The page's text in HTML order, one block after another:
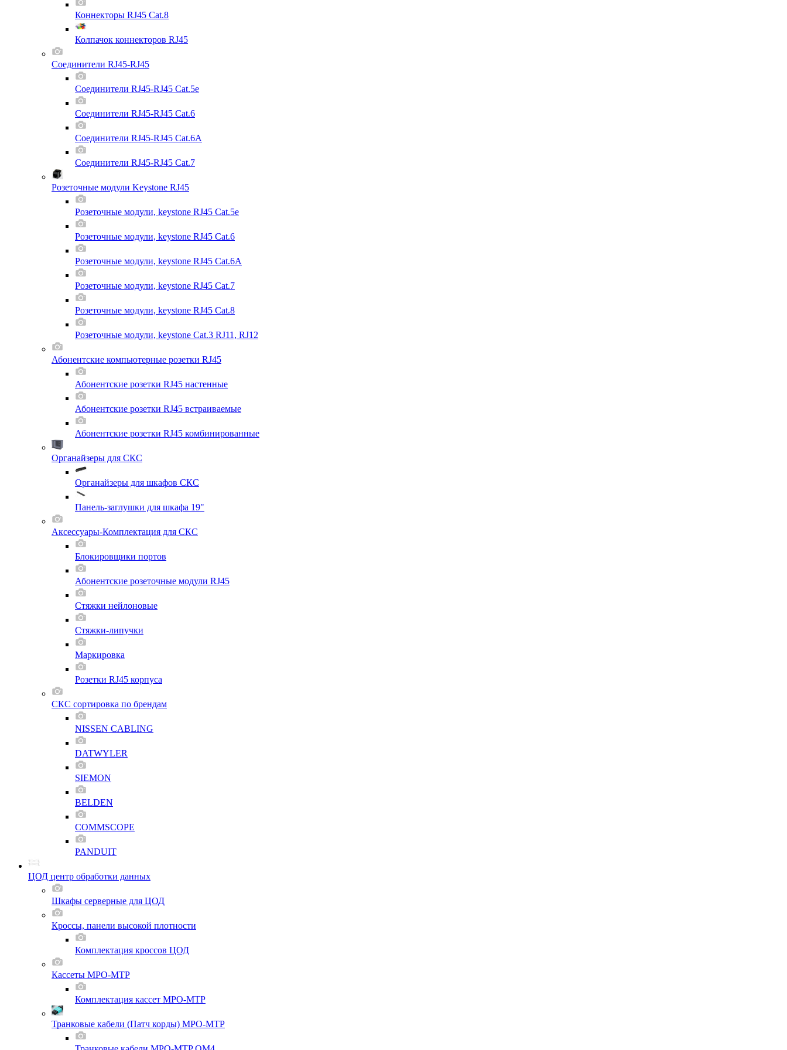
Коннекторы RJ45 Cat.8
Колпачок коннекторов RJ45
Соединители RJ45-RJ45
Соединители RJ45-RJ45 Cat.5e
Соединители RJ45-RJ45 Cat.6
Соединители RJ45-RJ45 Cat.6A
Соединители RJ45-RJ45 Cat.7
Розеточные модули Keystone RJ45
Розеточные модули, keystone RJ45 Cat.5e
Розеточные модули, keystone RJ45 Cat.6
Розеточные модули, keystone RJ45 Cat.6A
Розеточные модули, keystone RJ45 Cat.7
Розеточные модули, keystone RJ45 Cat.8
Розеточные модули, keystone Cat.3 RJ11, RJ12
Абонентские компьютерные розетки RJ45
Абонентские розетки RJ45 настенные
Абонентские розетки RJ45 встраиваемые
Абонентские розетки RJ45 комбинированные
Органайзеры для СКС
Органайзеры для шкафов СКС
Панель-заглушки для шкафа 19"
Аксессуары-Комплектация для СКС
Блокировщики портов
Абонентские розеточные модули RJ45
Стяжки нейлоновые
Стяжки-липучки
Маркировка
Розетки RJ45 корпуса
СКС сортировка по брендам
NISSEN CABLING
DATWYLER
SIEMON
BELDEN
COMMSCOPE
PANDUIT
ЦОД центр обработки данных
Шкафы серверные для ЦОД
Кроссы, панели высокой плотности
Комплектация кроссов ЦОД
Кассеты MPO-MTP
Комплектация кассет MPO-MTP
Транковые кабели (Патч корды) MPO-MTP